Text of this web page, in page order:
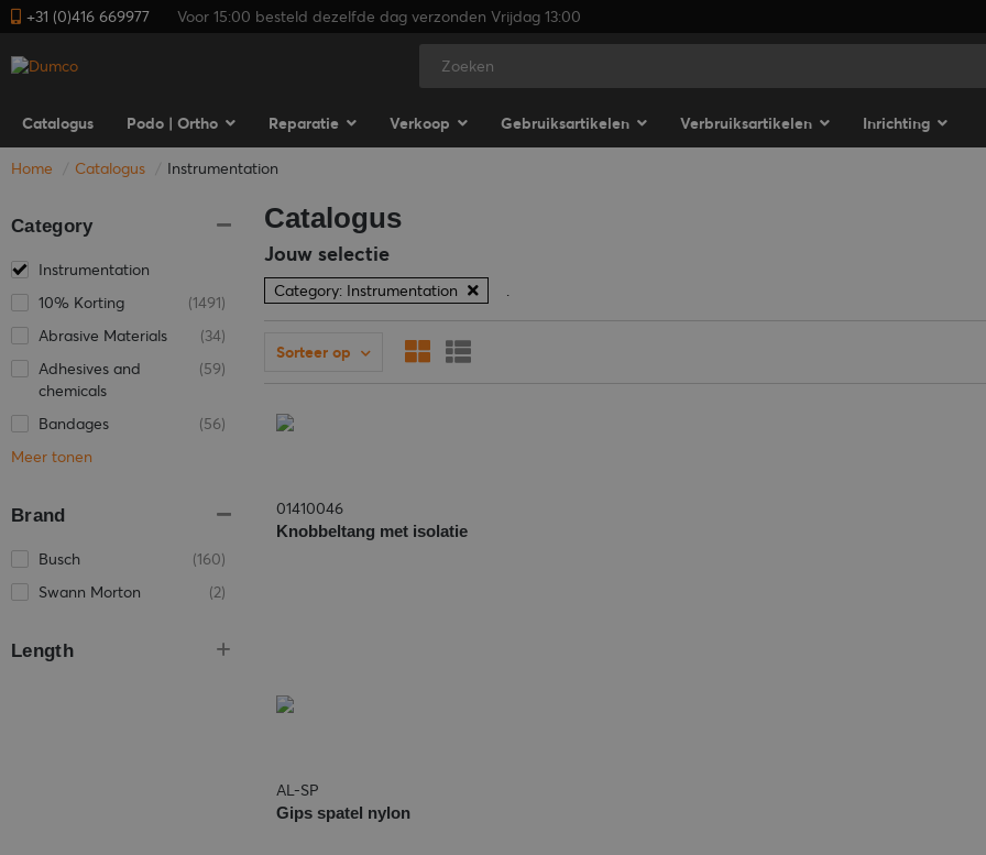
+31 (0)416 669977 Voor 15:00 besteld dezelfde dag verzonden Vrijdag 13:00
Catalogus Podo | Ortho Reparatie Verkoop Gebruiksartikelen Verbruiksartikelen Inrichting
Home Catalogus Instrumentation
Category
Instrumentation
10% Korting
(1491)
Abrasive Materials
(34)
Adhesives and
chemicals
(59)
Bandages
(56)
Meer tonen
Brand
Busch
(160)
Swann Morton
(2)
Length
Catalogus
Jouw selectie
Category: Instrumentation .
Sorteer op
01410046
Knobbeltang met isolatie
AL-SP
Gips spatel nylon